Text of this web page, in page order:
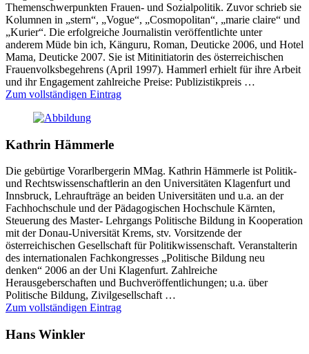
Themenschwerpunkten Frauen- und Sozialpolitik. Zuvor schrieb sie
Kolumnen in „stern“, „Vogue“, „Cosmopolitan“, „marie claire“ und
„Kurier“. Die erfolgreiche Journalistin veröffentlichte unter
anderem Müde bin ich, Känguru, Roman, Deuticke 2006, und Hotel
Mama, Deuticke 2007. Sie ist Mitinitiatorin des österreichischen
Frauenvolksbegehrens (April 1997). Hammerl erhielt für ihre Arbeit
und ihr Engagement zahlreiche Preise: Publizistikpreis …
Zum vollständigen Eintrag
Kathrin Hämmerle
Die gebürtige Vorarlbergerin MMag. Kathrin Hämmerle ist Politik-
und Rechtswissenschaftlerin an den Universitäten Klagenfurt und
Innsbruck, Lehraufträge an beiden Universitäten und u.a. an der
Fachhochschule und der Pädagogischen Hochschule Kärnten,
Steuerung des Master- Lehrgangs Politische Bildung in Kooperation
mit der Donau-Universität Krems, stv. Vorsitzende der
österreichischen Gesellschaft für Politikwissenschaft. Veranstalterin
des internationalen Fachkongresses „Politische Bildung neu
denken“ 2006 an der Uni Klagenfurt. Zahlreiche
Herausgeberschaften und Buchveröffentlichungen; u.a. über
Politische Bildung, Zivilgesellschaft …
Zum vollständigen Eintrag
Hans Winkler